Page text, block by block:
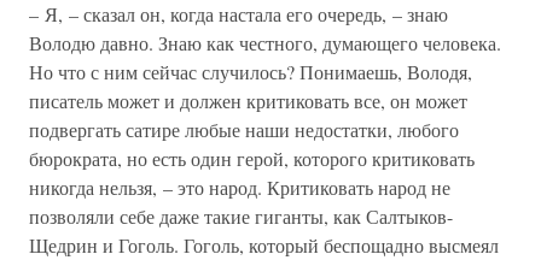
– Я, – сказал он, когда настала его очередь, – знаю
Володю давно. Знаю как честного, думающего человека.
Но что с ним сейчас случилось? Понимаешь, Володя,
писатель может и должен критиковать все, он может
подвергать сатире любые наши недостатки, любого
бюрократа, но есть один герой, которого критиковать
никогда нельзя, – это народ. Критиковать народ не
позволяли себе даже такие гиганты, как Салтыков-
Щедрин и Гоголь. Гоголь, который беспощадно высмеял